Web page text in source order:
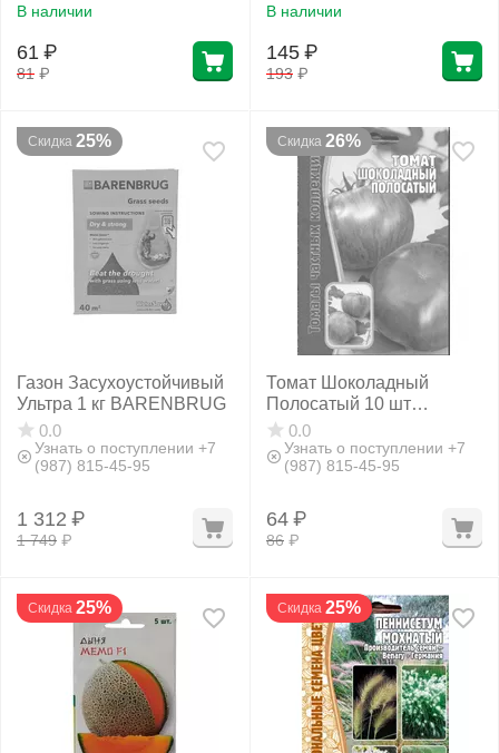
В наличии
81 ₽
61 ₽
В наличии
193 ₽
145 ₽
Скидка 25%
Газон Засухоустойчивый
Ультра 1 кг BARENBRUG
0.0
Узнать о поступлении +7
(987) 815-45-95
1 749 ₽
1 312 ₽
Скидка 26%
Томат Шоколадный
Полосатый 10 шт
РЕДКИЕ СЕМЕНА
0.0
Узнать о поступлении +7
(987) 815-45-95
86 ₽
64 ₽
Скидка 25% Скидка 25%